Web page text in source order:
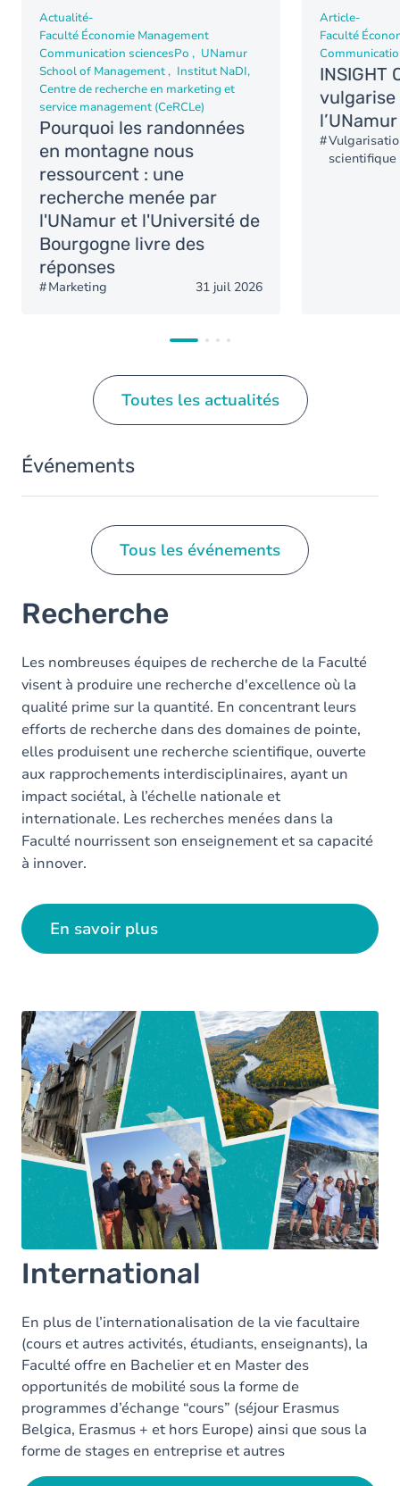
Actualité-
Faculté Économie Management
Communication sciencesPo
UNamur
School of Management
Institut NaDI
Centre de recherche en marketing et
service management (CeRCLe)
Pourquoi les randonnées
en montagne nous
ressourcent : une
recherche menée par
l'UNamur et l'Université de
Bourgogne livre des
réponses
Marketing 31 juil 2026
Article-
Faculté
INSIGHT
vulgarise
l’UNamur
scientifique
Toutes les actualités
Événements
Tous les événements
Recherche
Les nombreuses équipes de recherche de la Faculté
visent à produire une recherche d'excellence où la
qualité prime sur la quantité. En concentrant leurs
efforts de recherche dans des domaines de pointe,
elles produisent une recherche scientifique, ouverte
aux rapprochements interdisciplinaires, ayant un
impact sociétal, à l’échelle nationale et
internationale. Les recherches menées dans la
Faculté nourrissent son enseignement et sa capacité
à innover.
En savoir plus
International
En plus de l’internationalisation de la vie facultaire
(cours et autres activités, étudiants, enseignants), la
Faculté offre en Bachelier et en Master des
opportunités de mobilité sous la forme de
programmes d’échange “cours” (séjour Erasmus
Belgica, Erasmus + et hors Europe) ainsi que sous la
forme de stages en entreprise et autres
organisations à l’étranger !